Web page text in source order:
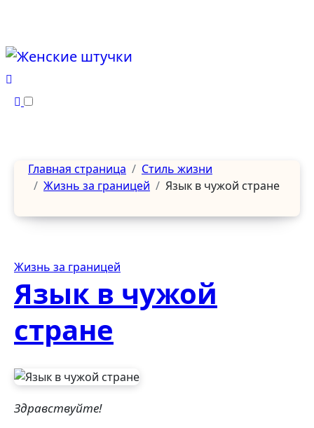
Главная страница
Стиль жизни
Жизнь за границей
Язык в чужой стране
Жизнь за границей
Язык в чужой
стране
Здравствуйте!